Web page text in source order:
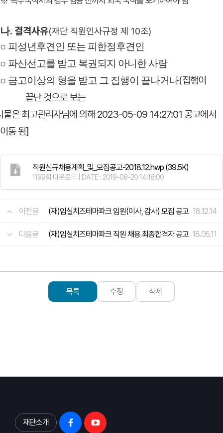
나. 결격사유(재단 직원인사규정 제 10조)
○ 피성년후견인 또는 피한정후견인
○ 파산선고를 받고 복권되지 아니한 사람
○ 금고이상의 형을 받고 그 집행이 끝나거나(집행이
끝난 것으로 보는
물은 최고관리자님에 의해 2023-05-09 14:27:01 공고에서
이동 됨]
직원신규채용계획_및_모집공고-2018.12.hwp (39.5K)
1199회 다운로드 | DATE : 2019-08-20 14:18:00
이전글 (재)임실치즈테마파크 임원(이사, 감사) 모집 공고 18.12.14
다음글 (재)임실치즈테마파크 직원 채용 최종합격자 공고 18.05.11
목록 수정 삭제
재단소개